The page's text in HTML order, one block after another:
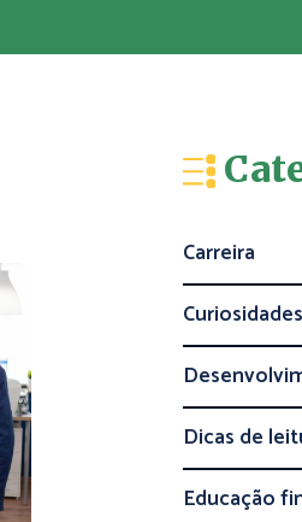
Carreira
Curiosidades
Dicas de
Educação